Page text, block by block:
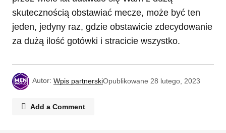
skutecznością obstawiać mecze, może być ten
jeden, jedyny raz, gdzie obstawicie zdecydowanie
za dużą ilość gotówki i stracicie wszystko.
Autor: Wpis partnerskiOpublikowane 28 lutego, 2023
Add a Comment